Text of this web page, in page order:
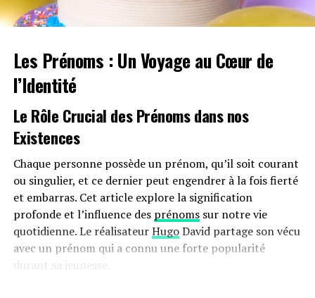
les infrastructures nécessaires au chargement ainsi que
sur l’autonomie des véhicules et les perceptions parmi
bonus écologique pour les utilitaires et sa diminution
pour les particuliers pourraient freiner cet élan vers
une adoption plus large.
Avenir Prometteur Pour La Mobilité
Électrique
Malgré ces obstacles potentiels, il existe un optimisme
quant au futur de la mobilité électrique dans le milieu
professionnel. Les avancées technologiques continues
ainsi qu’un engagement croissant envers la durabilité
devraient continuer à favoriser cette tendance vers une
adoption accrue des véhicules écologiques.
Les Prénoms : Un Voyage au Cœur de
l’Identité
Le Rôle Crucial des Prénoms dans nos
Existences
Chaque personne possède un prénom, qu’il soit courant
ou singulier, et ce dernier peut engendrer à la fois fierté
et embarras. Cet article explore la signification
profonde et l’influence des prénomssur notre vie
quotidienne. Le réalisateurHugoDavid partage son vécu
avec un prénom qui a connu une forte popularité
durant sa jeunesse.